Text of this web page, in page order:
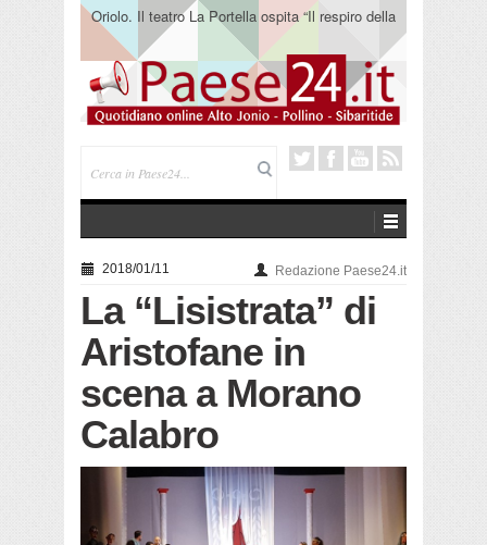
Oriolo. Il teatro La Portella ospita “Il respiro della
terra” del collettivo 365
2018/01/11 Redazione Paese24.it
La “Lisistrata” di
Aristofane in
scena a Morano
Calabro